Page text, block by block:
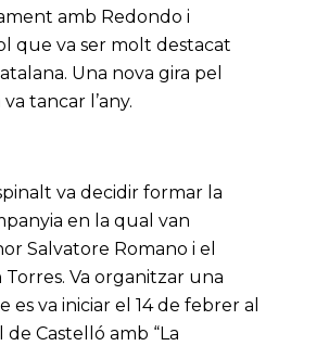
amb Redondo i
que va ser molt destacat
Una nova gira pel
tancar l’any.
va decidir formar la
en la qual van
Salvatore Romano i el
Va organitzar una
es va iniciar el 14 de febrer al
Castelló amb “La